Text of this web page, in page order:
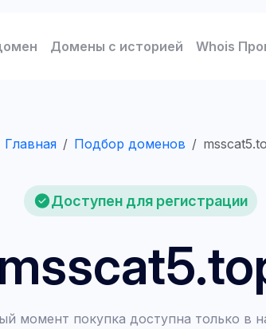
Домены с историей Whois
Главная Подбор доменов
Доступен для регистрации
момент покупка доступна только в